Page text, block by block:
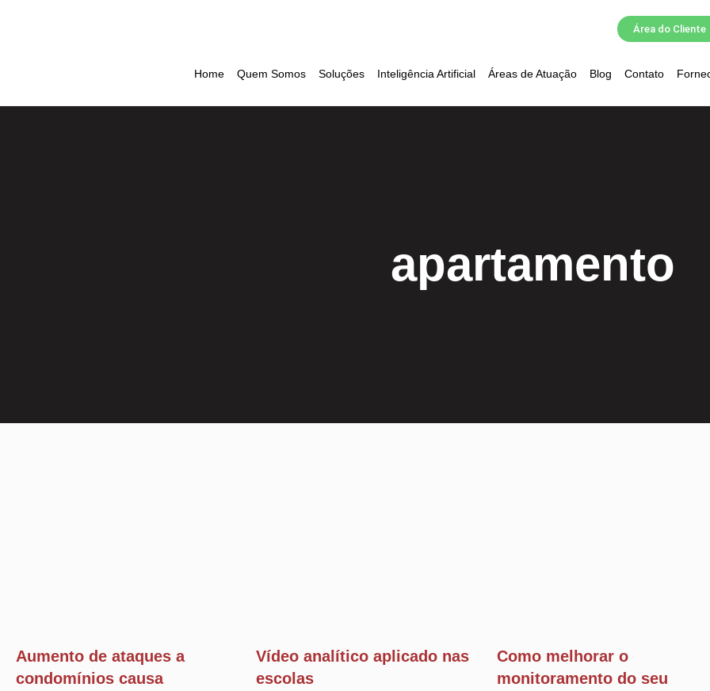
Área do Cliente
Home Quem Somos Soluções Inteligência Artificial Áreas de Atuação Blog Contato
apartamento
Aumento de ataques a
condomínios causa
Vídeo analítico aplicado nas
escolas
Como melhorar o
monitoramento do seu